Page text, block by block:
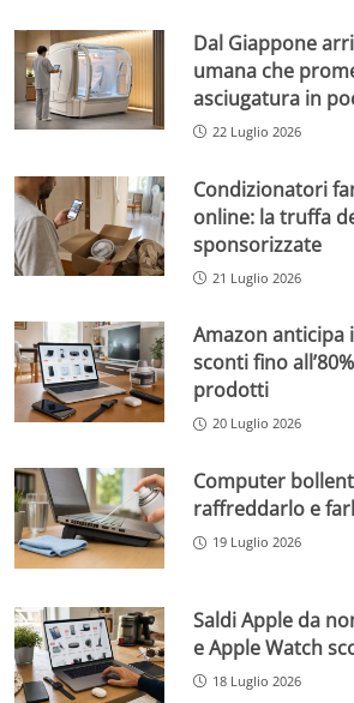
Dal Giappone
umana che
asciugatura in
22 Luglio 2026
Condizionatori
online: la truffa
sponsorizzate
21 Luglio 2026
Amazon anticipa
sconti fino
prodotti
20 Luglio 2026
Computer
raffreddarlo e
19 Luglio 2026
Saldi Apple da
e Apple Watch
18 Luglio 2026